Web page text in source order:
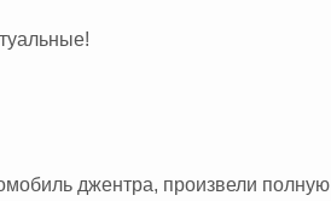
джентра, произвели